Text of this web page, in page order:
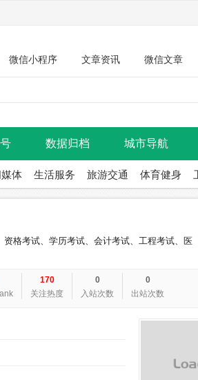
微信小程序 文章资讯 微信文章
数据归档 城市导航
体 生活服务 旅游交通 体育健身
格考试、学历考试、会计考试、工程考试、医
170
关注热度
0
入站次数
0
出站次数